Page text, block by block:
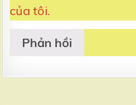
của tôi.